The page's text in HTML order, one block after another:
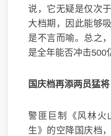
说，它无疑是仅次
大档期，因此能够
是不言而喻。总之
是全年能否冲击500
国庆档再添两员猛将
警匪巨制《风林火
生》的空降国庆档